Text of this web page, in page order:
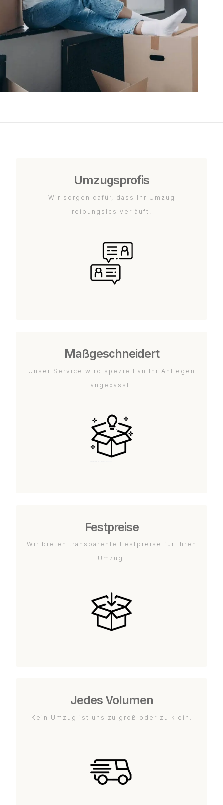
Umzugsprofis
Wir sorgen dafür, dass Ihr Umzug
reibungslos verläuft.
Maßgeschneidert
Unser Service wird speziell an Ihr Anliegen
angepasst.
Festpreise
Wir bieten transparente Festpreise für Ihren
Umzug.
Jedes Volumen
Kein Umzug ist uns zu groß oder zu klein.